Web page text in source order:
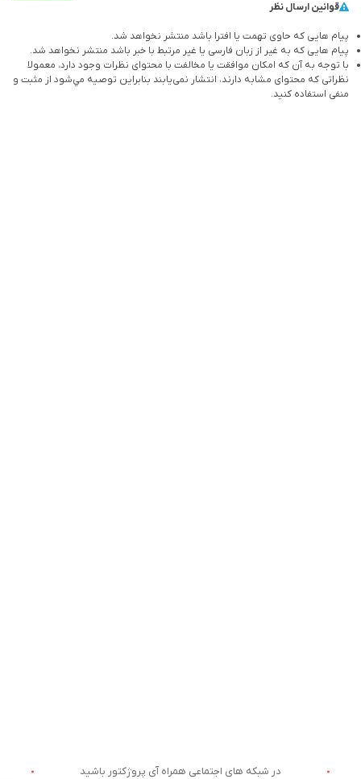
قوانین ارسال نظر
پیام هایی که حاوی تهمت یا افترا باشد منتشر نخواهد شد.
پیام هایی که به غیر از زبان فارسی یا غیر مرتبط با خبر باشد منتشر نخواهد شد.
با توجه به آن که امکان موافقت یا مخالفت با محتوای نظرات وجود دارد، معمولا
نظراتی که محتوای مشابه دارند، انتشار نمی‌یابند بنابراین توصيه مي‌شود از مثبت و
منفی استفاده کنید.
در شبکه های اجتماعی همراه آی پروژکتور باشید